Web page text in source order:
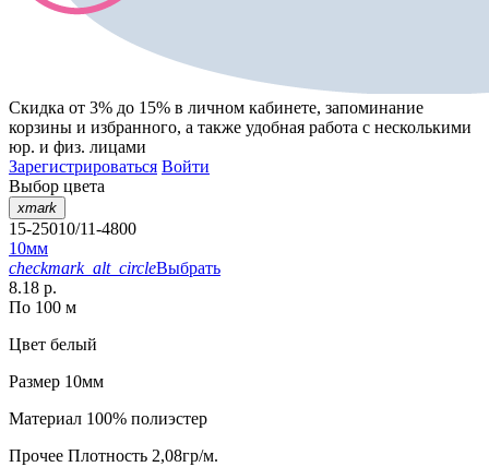
Скидка от 3% до 15% в личном кабинете, запоминание
корзины и избранного, а также удобная работа с несколькими
юр. и физ. лицами
Зарегистрироваться Войти
Выбор цвета
xmark
15-25010/11-4800
10мм
checkmark_alt_circleВыбрать
8.18 р.
По 100 м
Цвет белый
Размер 10мм
Материал 100% полиэстер
Прочее Плотность 2,08гр/м.